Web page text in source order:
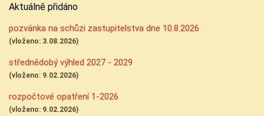
Aktuálně přidáno
pozvánka na schůzi zastupitelstva dne 10.8.2026
(vloženo: 3.08.2026)
střednědobý výhled 2027 - 2029
(vloženo: 9.02.2026)
rozpočtové opatření 1-2026
(vloženo: 9.02.2026)